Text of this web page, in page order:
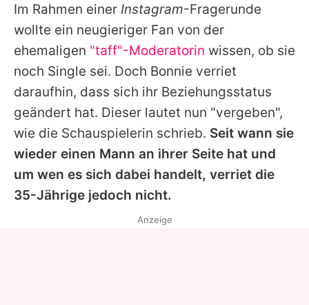
Im Rahmen einer Instagram-Fragerunde
wollte ein neugieriger Fan von der
ehemaligen "taff"-Moderatorin wissen, ob sie
noch Single sei. Doch Bonnie verriet
daraufhin, dass sich ihr Beziehungsstatus
geändert hat. Dieser lautet nun "vergeben",
wie die Schauspielerin schrieb. Seit wann sie
wieder einen Mann an ihrer Seite hat und
um wen es sich dabei handelt, verriet die
35-Jährige jedoch nicht.
Anzeige